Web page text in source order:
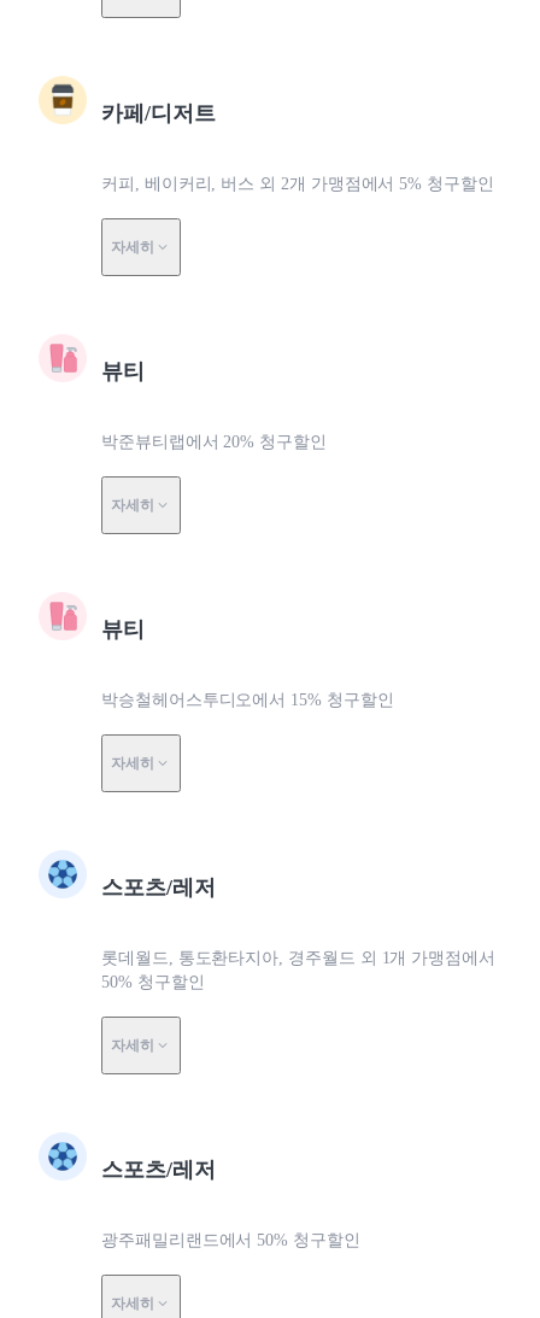
카페/디저트
커피, 베이커리, 버스 외 2개 가맹점에서 5% 청구할인
자세히
뷰티
박준뷰티랩에서 20% 청구할인
자세히
뷰티
박승철헤어스투디오에서 15% 청구할인
자세히
스포츠/레저
롯데월드, 통도환타지아, 경주월드 외 1개 가맹점에서
50% 청구할인
자세히
스포츠/레저
광주패밀리랜드에서 50% 청구할인
자세히